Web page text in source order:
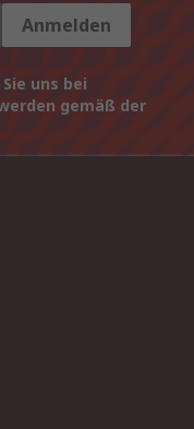
Anmelden
uns bei
gemäß der